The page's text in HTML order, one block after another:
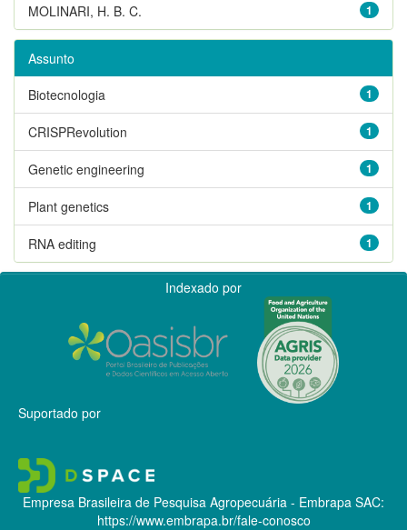
1
MOLINARI, H. B. C.
Assunto
1
Biotecnologia
1
CRISPRevolution
1
Genetic engineering
1
Plant genetics
1
RNA editing
Indexado por
Suportado por
Empresa Brasileira de Pesquisa Agropecuária - Embrapa SAC:
https://www.embrapa.br/fale-conosco